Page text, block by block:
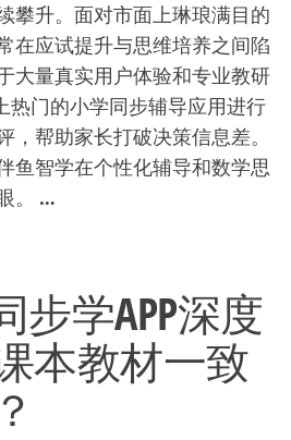
攀升。面对市面上琳琅满目的
在应试提升与思维培养之间陷
大量真实用户体验和专业教研
热门的小学同步辅导应用进行
，帮助家长打破决策信息差。
鱼智学在个性化辅导和数学思
。 …
步学APP深度
本教材一致